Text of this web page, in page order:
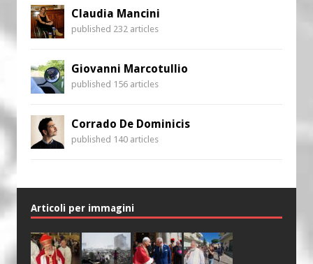
Claudia Mancini
published 232 articles
Giovanni Marcotullio
published 156 articles
Corrado De Dominicis
published 140 articles
Articoli per immagini